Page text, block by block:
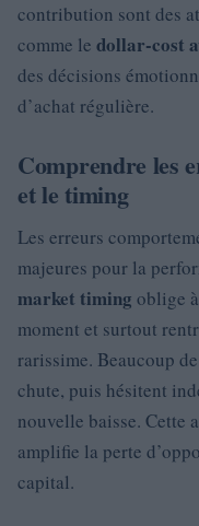
contribution sont des
comme le dollar-cost
des décisions
d’achat régulière.
Comprendre les
et le timing
Les erreurs
majeures pour la
market timing oblige
moment et surtout
rarissime. Beaucoup
chute, puis hésitent
nouvelle baisse. Cette
amplifie la perte
capital.